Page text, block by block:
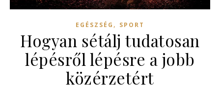
EGÉSZSÉG , SPORT
Hogyan sétálj tudatosan
lépésről lépésre a jobb
közérzetért